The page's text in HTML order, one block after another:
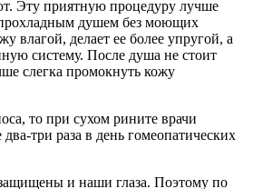
Эту приятную процедуру лучше
душем без моющих
влагой, делает ее более упругой, а
систему. После душа не стоит
слегка промокнуть кожу
то при сухом рините врачи
три раза в день гомеопатических
и наши глаза. Поэтому по